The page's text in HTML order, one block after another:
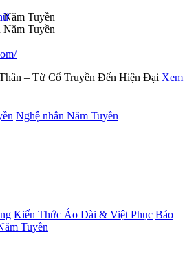
Tuyền
Tuyền
– Từ Cổ Truyền Đến Hiện Đại Xem
Nghệ nhân Năm Tuyền
Kiến Thức Áo Dài & Việt Phục Báo
Tuyền